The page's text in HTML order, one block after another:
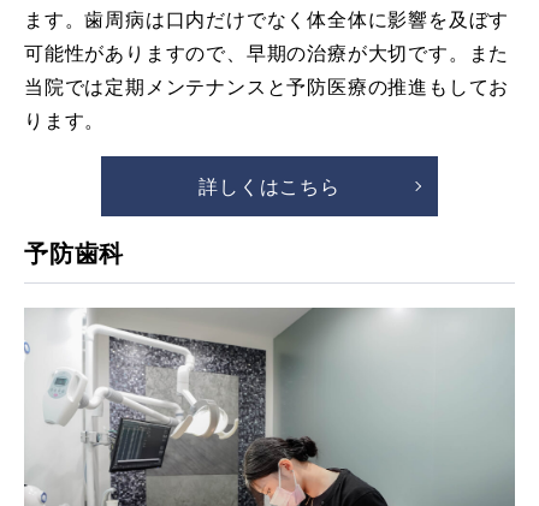
ます。歯周病は口内だけでなく体全体に影響を及ぼす
可能性がありますので、早期の治療が大切です。また
当院では定期メンテナンスと予防医療の推進もしてお
ります。
詳しくはこちら
予防歯科